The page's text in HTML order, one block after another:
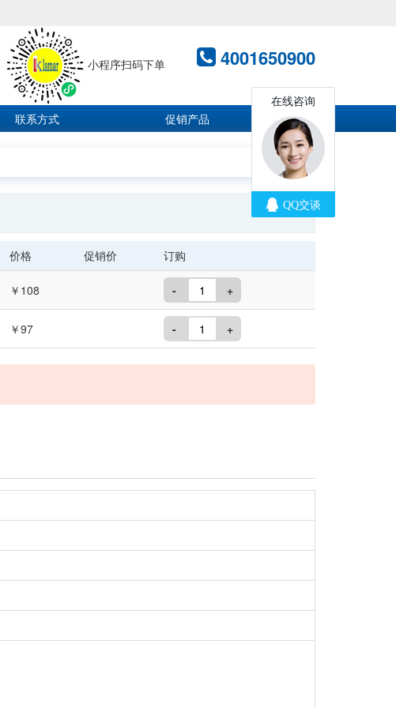
小程序扫码下单 4001650900
联系方式 促销产品
价格 促销价 订购
￥108 - +
￥97 - +